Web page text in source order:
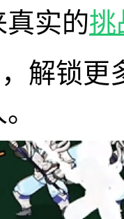
真实的挑
解锁